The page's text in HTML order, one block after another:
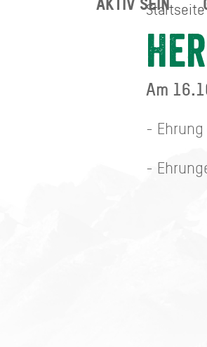
Startseite
Am
-
-
AKTIV SEIN